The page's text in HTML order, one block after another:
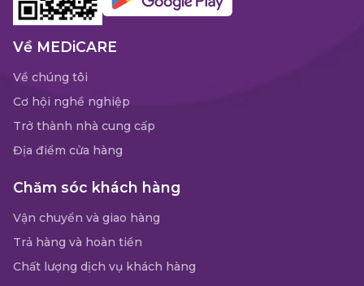
Về MEDiCARE
Về chúng tôi
Cơ hội nghề nghiệp
Trở thành nhà cung cấp
Địa điểm cửa hàng
Chăm sóc khách hàng
Vận chuyển và giao hàng
Trả hàng và hoàn tiền
Chất lượng dịch vụ khách hàng